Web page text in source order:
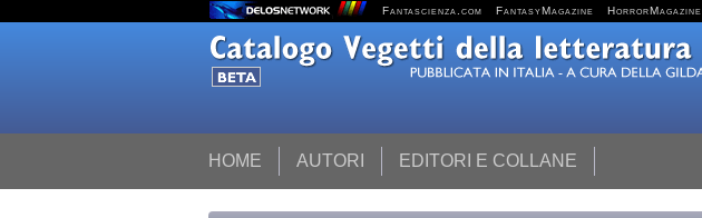
Fantascienza.com FantasyMagazine HorrorMagazine
HOME AUTORI EDITORI E COLLANE